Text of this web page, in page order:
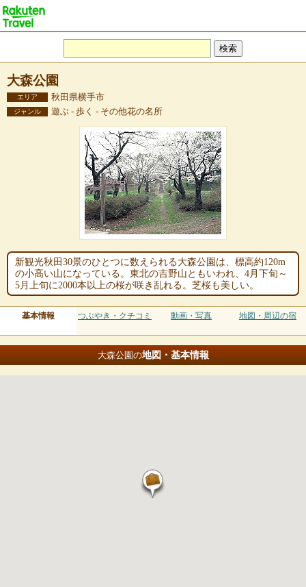
大森公園
エリア 秋田県横手市
ジャンル 遊ぶ - 歩く - その他花の名所
新観光秋田30景のひとつに数えられる大森公園は、標高約120m
の小高い山になっている。東北の吉野山ともいわれ、4月下旬～
5月上旬に2000本以上の桜が咲き乱れる。芝桜も美しい。
基本情報 つぶやき・クチコミ 動画・写真 地図・周辺の宿
大森公園の地図・基本情報